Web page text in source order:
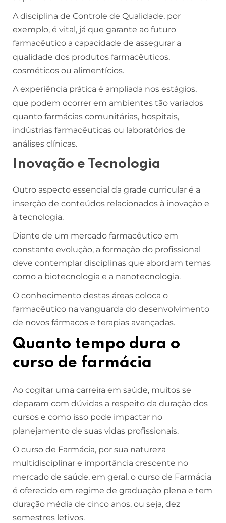
A disciplina de Controle de Qualidade, por
exemplo, é vital, já que garante ao futuro
farmacêutico a capacidade de assegurar a
qualidade dos produtos farmacêuticos,
cosméticos ou alimentícios.
A experiência prática é ampliada nos estágios,
que podem ocorrer em ambientes tão variados
quanto farmácias comunitárias, hospitais,
indústrias farmacêuticas ou laboratórios de
análises clínicas.
Inovação e Tecnologia
Outro aspecto essencial da grade curricular é a
inserção de conteúdos relacionados à inovação e
à tecnologia.
Diante de um mercado farmacêutico em
constante evolução, a formação do profissional
deve contemplar disciplinas que abordam temas
como a biotecnologia e a nanotecnologia.
O conhecimento destas áreas coloca o
farmacêutico na vanguarda do desenvolvimento
de novos fármacos e terapias avançadas.
Quanto tempo dura o
curso de farmácia
Ao cogitar uma carreira em saúde, muitos se
deparam com dúvidas a respeito da duração dos
cursos e como isso pode impactar no
planejamento de suas vidas profissionais.
O curso de Farmácia, por sua natureza
multidisciplinar e importância crescente no
mercado de saúde, em geral, o curso de Farmácia
é oferecido em regime de graduação plena e tem
duração média de cinco anos, ou seja, dez
semestres letivos.